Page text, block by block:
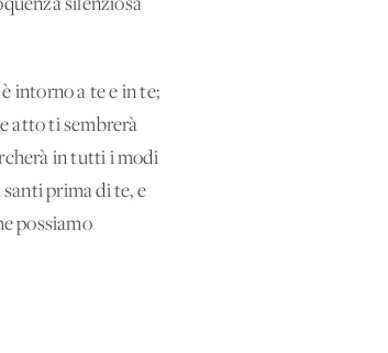
silenziosa
intorno a te e in te;
atto ti sembrerà
in tutti i modi
prima di te, e
possiamo